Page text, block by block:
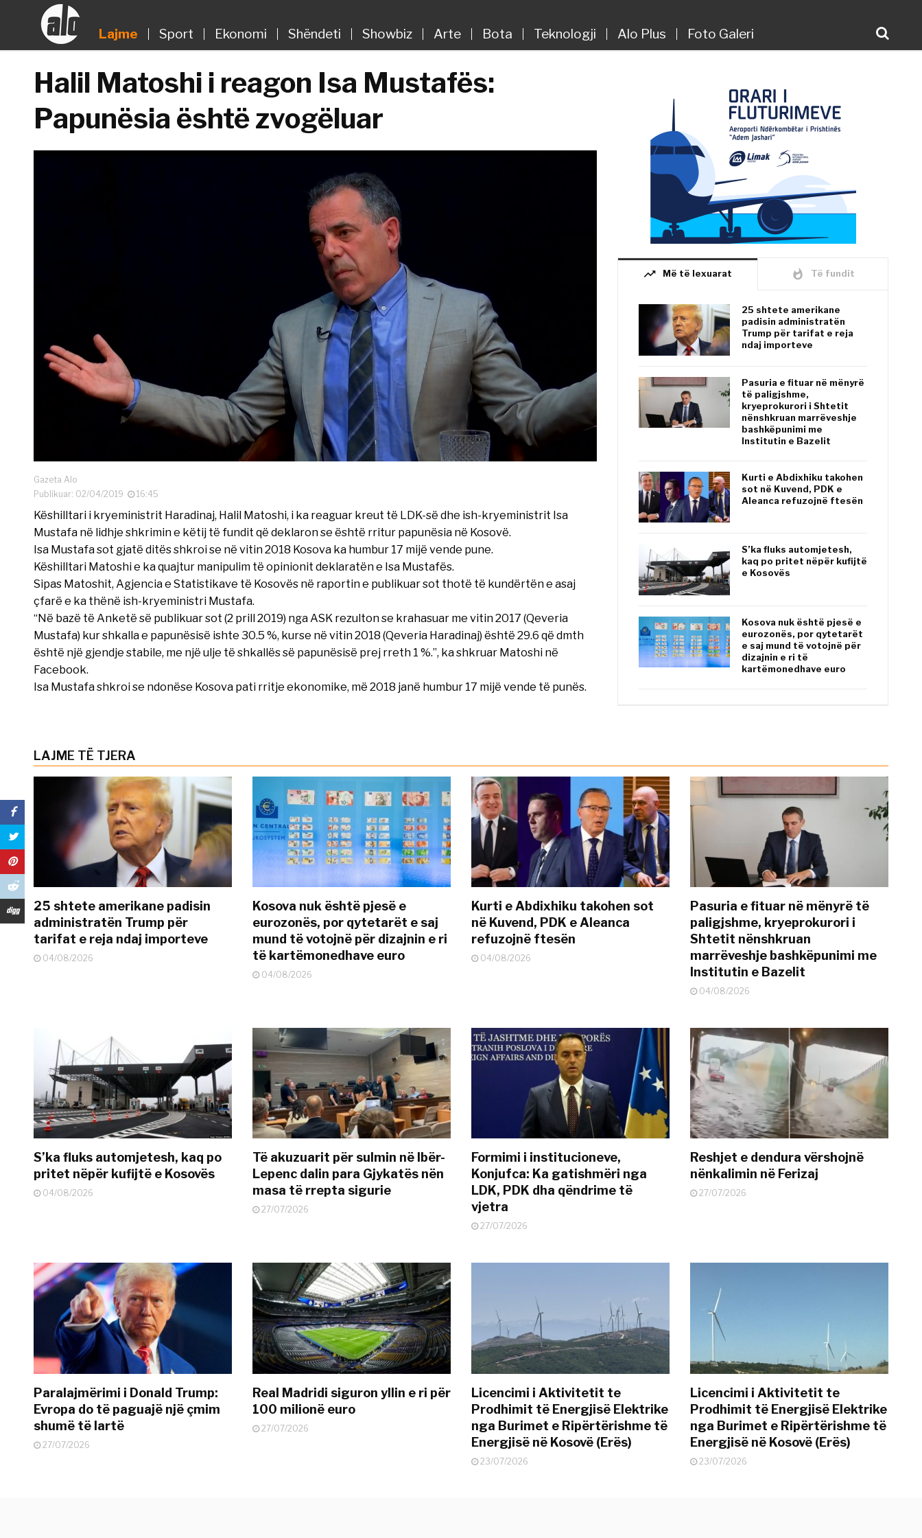
Lajme Sport Ekonomi Shëndeti Showbiz Arte Bota Teknologji Alo Plus Foto Galeri
Halil Matoshi i reagon Isa Mustafës:
Papunësia është zvogëluar
Gazeta Alo
Publikuar: 02/04/2019
16:45
Këshilltari i kryeministrit Haradinaj, Halil Matoshi, i ka reaguar kreut të LDK-së dhe ish-kryeministrit Isa
Mustafa në lidhje shkrimin e këtij të fundit që deklaron se është rritur papunësia në Kosovë.
Isa Mustafa sot gjatë ditës shkroi se në vitin 2018 Kosova ka humbur 17 mijë vende pune.
Këshilltari Matoshi e ka quajtur manipulim të opinionit deklaratën e Isa Mustafës.
Sipas Matoshit, Agjencia e Statistikave të Kosovës në raportin e publikuar sot thotë të kundërtën e asaj
çfarë e ka thënë ish-kryeministri Mustafa.
“Në bazë të Anketë së publikuar sot (2 prill 2019) nga ASK rezulton se krahasuar me vitin 2017 (Qeveria
Mustafa) kur shkalla e papunësisë ishte 30.5 %, kurse në vitin 2018 (Qeveria Haradinaj) është 29.6 që dmth
është një gjendje stabile, me një ulje të shkallës së papunësisë prej rreth 1 %.”, ka shkruar Matoshi në
Facebook.
Isa Mustafa shkroi se ndonëse Kosova pati rritje ekonomike, më 2018 janë humbur 17 mijë vende të punës.
trending_up Më të lexuarat whatshot Të fundit
25 shtete amerikane
padisin administratën
Trump për tarifat e reja
ndaj importeve
Pasuria e fituar në mënyrë
të paligjshme,
kryeprokurori i Shtetit
nënshkruan marrëveshje
bashkëpunimi me
Institutin e Bazelit
Kurti e Abdixhiku takohen
sot në Kuvend, PDK e
Aleanca refuzojnë ftesën
S’ka fluks automjetesh,
kaq po pritet nëpër kufijtë
e Kosovës
Kosova nuk është pjesë e
eurozonës, por qytetarët
e saj mund të votojnë për
dizajnin e ri të
kartëmonedhave euro
LAJME TË TJERA
25 shtete amerikane padisin
administratën Trump për
tarifat e reja ndaj importeve
04/08/2026
Kosova nuk është pjesë e
eurozonës, por qytetarët e saj
mund të votojnë për dizajnin e ri
të kartëmonedhave euro
04/08/2026
Kurti e Abdixhiku takohen sot
në Kuvend, PDK e Aleanca
refuzojnë ftesën
04/08/2026
Pasuria e fituar në mënyrë të
paligjshme, kryeprokurori i
Shtetit nënshkruan
marrëveshje bashkëpunimi me
Institutin e Bazelit
04/08/2026
S’ka fluks automjetesh, kaq po
pritet nëpër kufijtë e Kosovës
04/08/2026
Të akuzuarit për sulmin në Ibër-
Lepenc dalin para Gjykatës nën
masa të rrepta sigurie
27/07/2026
Formimi i institucioneve,
Konjufca: Ka gatishmëri nga
LDK, PDK dha qëndrime të
vjetra
27/07/2026
Reshjet e dendura vërshojnë
nënkalimin në Ferizaj
27/07/2026
Paralajmërimi i Donald Trump:
Evropa do të paguajë një çmim
shumë të lartë
27/07/2026
Real Madridi siguron yllin e ri për
100 milionë euro
27/07/2026
Licencimi i Aktivitetit te
Prodhimit të Energjisë Elektrike
nga Burimet e Ripërtërishme të
Energjisë në Kosovë (Erës)
23/07/2026
Licencimi i Aktivitetit te
Prodhimit të Energjisë Elektrike
nga Burimet e Ripërtërishme të
Energjisë në Kosovë (Erës)
23/07/2026